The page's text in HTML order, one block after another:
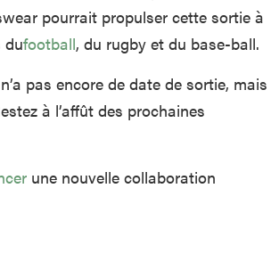
pourrait propulser cette sortie à
dufootball, du rugby et du base-ball.
pas encore de date de sortie, mais
à l’affût des prochaines
une nouvelle collaboration